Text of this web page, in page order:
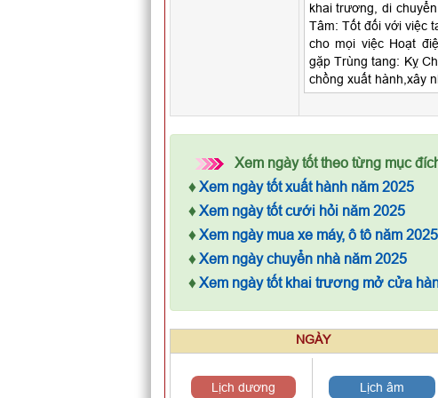
khai trương, di
Tâm: Tốt đối với việc
cho mọi việc Hoạt
gặp Trùng tang: Kỵ
chồng xuất hành,xây
Xem ngày tốt theo từng mục
♦ Xem ngày tốt xuất hành năm 2025
♦ Xem ngày tốt cưới hỏi năm 2025
♦ Xem ngày mua xe máy, ô tô năm 2025
♦ Xem ngày chuyển nhà năm 2025
♦ Xem ngày tốt khai trương mở cửa
NGÀY
Lịch dương Lịch âm